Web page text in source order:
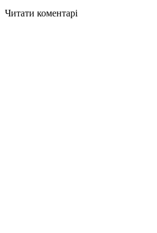
Читати коментарі